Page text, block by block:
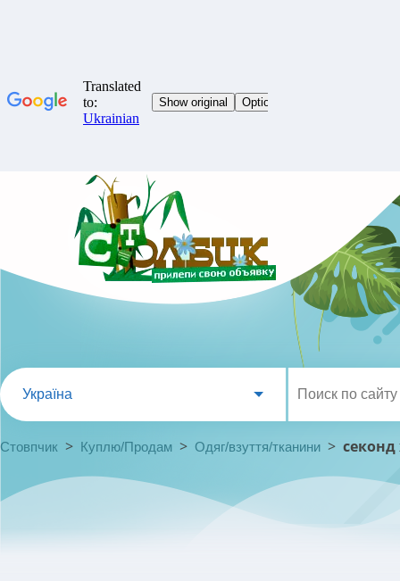
Україна
Стовпчик > Куплю/Продам > Одяг/взуття/тканини > секонд